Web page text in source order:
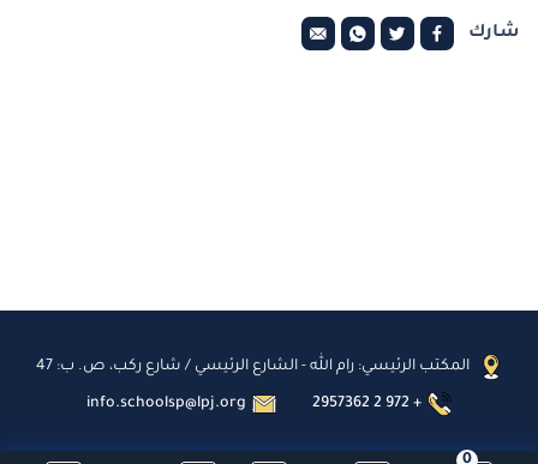
0
شارك
المكتب الرئيسي: رام الله - الشارع الرئيسي / شارع ركب، ص. ب: 47
2957362 2 972 +
info.schoolsp@lpj.org